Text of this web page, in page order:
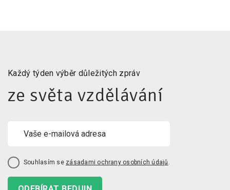
Každý týden výběr důležitých zpráv
ze světa vzdělávání
Souhlasím se zásadami ochrany osobních údajů .